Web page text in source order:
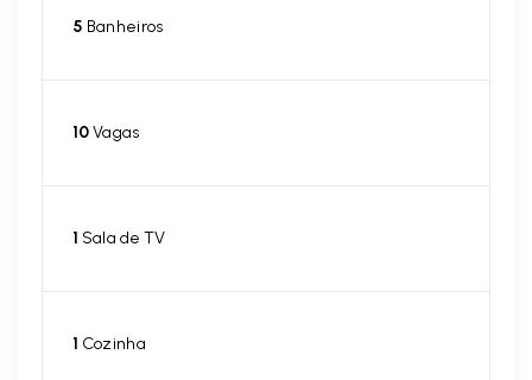
5 Banheiros
10Vagas
1 Sala de TV
1 Cozinha